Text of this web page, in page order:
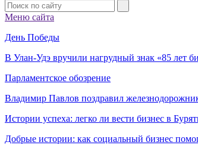
Меню сайта
День Победы
В Улан-Удэ вручили нагрудный знак «85 лет
Парламентское обозрение
Владимир Павлов поздравил
Истории успеха: легко ли вести бизнес в
Добрые истории: как социальный бизнес